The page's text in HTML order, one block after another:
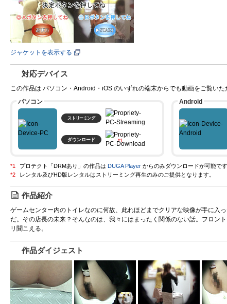
ジャケットを表示する
対応デバイス
この作品は パソコン・Android・iOS のいずれの端末からでも動画をご覧いた
パソコン
ストリーミング
ダウンロード
Android
プロテクト「DRMあり」の作品は DUGA Player からのみダウンロードが可能です
作品紹介
ゲームセンター内のトイレなのに何故、此れほどまでクリアな映像が手に入
だ。その店長の未来？そんなのは、我々にはまったく関係のない話。フロン
リ聞こえる。
作品ダイジェスト